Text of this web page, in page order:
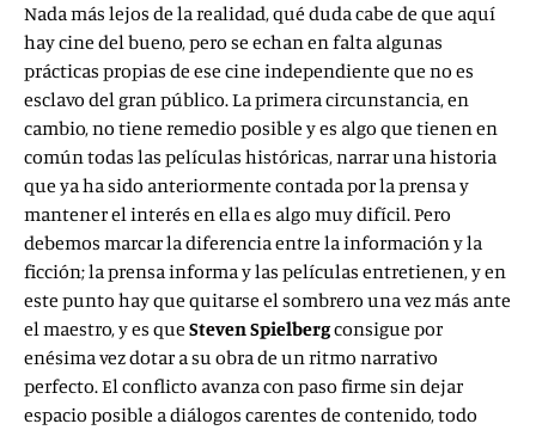
Nada más lejos de la realidad, qué duda cabe de que aquí
hay cine del bueno, pero se echan en falta algunas
prácticas propias de ese cine independiente que no es
esclavo del gran público. La primera circunstancia, en
cambio, no tiene remedio posible y es algo que tienen en
común todas las películas históricas, narrar una historia
que ya ha sido anteriormente contada por la prensa y
mantener el interés en ella es algo muy difícil. Pero
debemos marcar la diferencia entre la información y la
ficción; la prensa informa y las películas entretienen, y en
este punto hay que quitarse el sombrero una vez más ante
el maestro, y es que Steven Spielbergconsigue por
enésima vez dotar a su obra de un ritmo narrativo
perfecto. El conflicto avanza con paso firme sin dejar
espacio posible a diálogos carentes de contenido, todo